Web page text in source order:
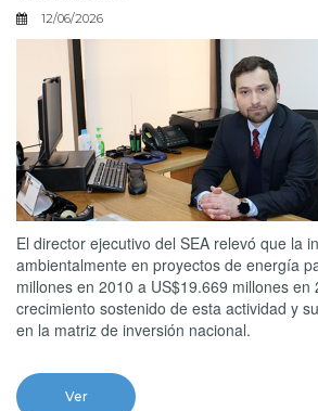
12/06/2026
El director ejecutivo del SEA relevó que la
ambientalmente en proyectos de energía
millones en 2010 a US$19.669 millones en
crecimiento sostenido de esta actividad y
en la matriz de inversión nacional.
Ver